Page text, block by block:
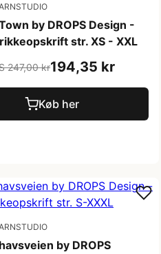
by DROPS Design -
str. XS - XXL
247,00 kr194,35 kr
Køb her
by DROPS